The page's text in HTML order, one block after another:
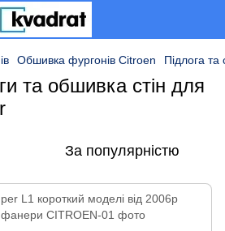
Обшивка фургонів Citroen Підлога та
та обшивка стін для
За популярністю